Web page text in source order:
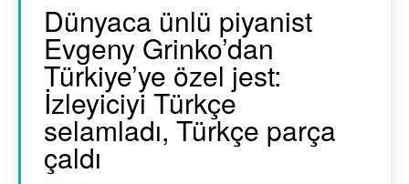
Dünyaca ünlü piyanist
Evgeny Grinko’dan
Türkiye’ye özel jest:
İzleyiciyi Türkçe
selamladı, Türkçe parça
çaldı